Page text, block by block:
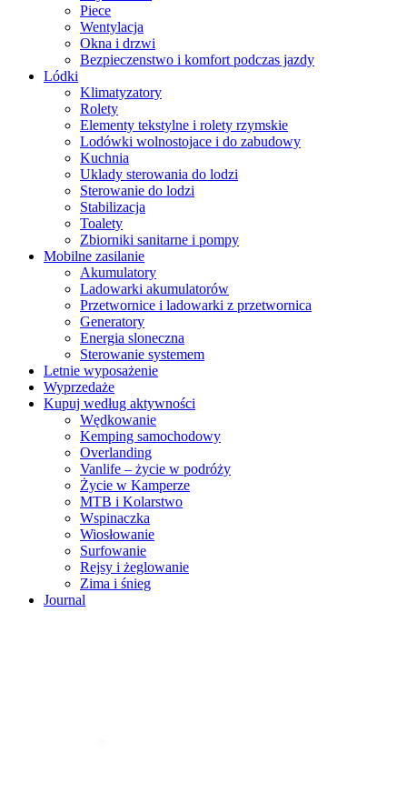
Piece
Wentylacja
Okna i drzwi
Bezpieczenstwo i komfort podczas jazdy
Lódki
Klimatyzatory
Rolety
Elementy tekstylne i rolety rzymskie
Lodówki wolnostojace i do zabudowy
Kuchnia
Uklady sterowania do lodzi
Sterowanie do lodzi
Stabilizacja
Toalety
Zbiorniki sanitarne i pompy
Mobilne zasilanie
Akumulatory
Ladowarki akumulatorów
Przetwornice i ladowarki z przetwornica
Generatory
Energia sloneczna
Sterowanie systemem
Letnie wyposażenie
Wyprzedaże
Kupuj według aktywności
Wędkowanie
Kemping samochodowy
Overlanding
Vanlife – życie w podróży
Życie w Kamperze
MTB i Kolarstwo
Wspinaczka
Wiosłowanie
Surfowanie
Rejsy i żeglowanie
Zima i śnieg
Journal